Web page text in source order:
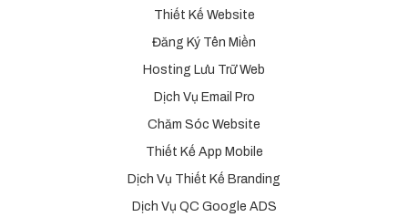
Thiết Kế Website
Đăng Ký Tên Miền
Hosting Lưu Trữ Web
Dịch Vụ Email Pro
Chăm Sóc Website
Thiết Kế App Mobile
Dịch Vụ Thiết Kế Branding
Dịch Vụ QC Google ADS